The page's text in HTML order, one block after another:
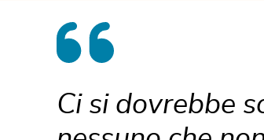
Ci si dovrebbe